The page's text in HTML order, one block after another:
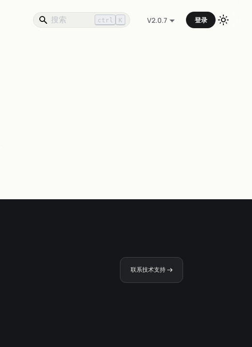
ctrl K V2.0.7 登录
联系技术支持